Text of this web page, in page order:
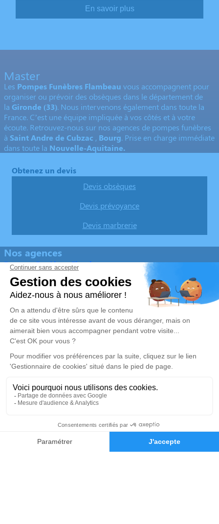
Demande de devis
En savoir plus
Master
Les Pompes Funèbres Flambeau vous accompagnent pour
organiser ou prévoir des obsèques dans le département de
la Gironde (33). Nous intervenons également dans toute la
France. C’est une équipe impliquée à vos côtés et à votre
écoute. Retrouvez-nous sur nos agences de pompes funèbres
à Saint Andre de Cubzac , Bourg. Prise en charge immédiate
dans toute la Nouvelle-Aquitaine.
Obtenez un devis
Devis obsèques
Devis prévoyance
Devis marbrerie
Nos agences
Pompes Funèbres Flambeau
05 57 43 53 76
sarl.flambeau@free.fr
27 Allée du Champ de Foire - 33240 - Saint-André-de-
Cubzac
4.9/5 - 174 avis
Pompes Funèbres Flambeau
05 57 58 18 16
Les Terrasses de Bourg 1, La croix Blanche - 33710 - Bourg
5/5 - 15 avis
Nos Services
Demande de rendez-vous en